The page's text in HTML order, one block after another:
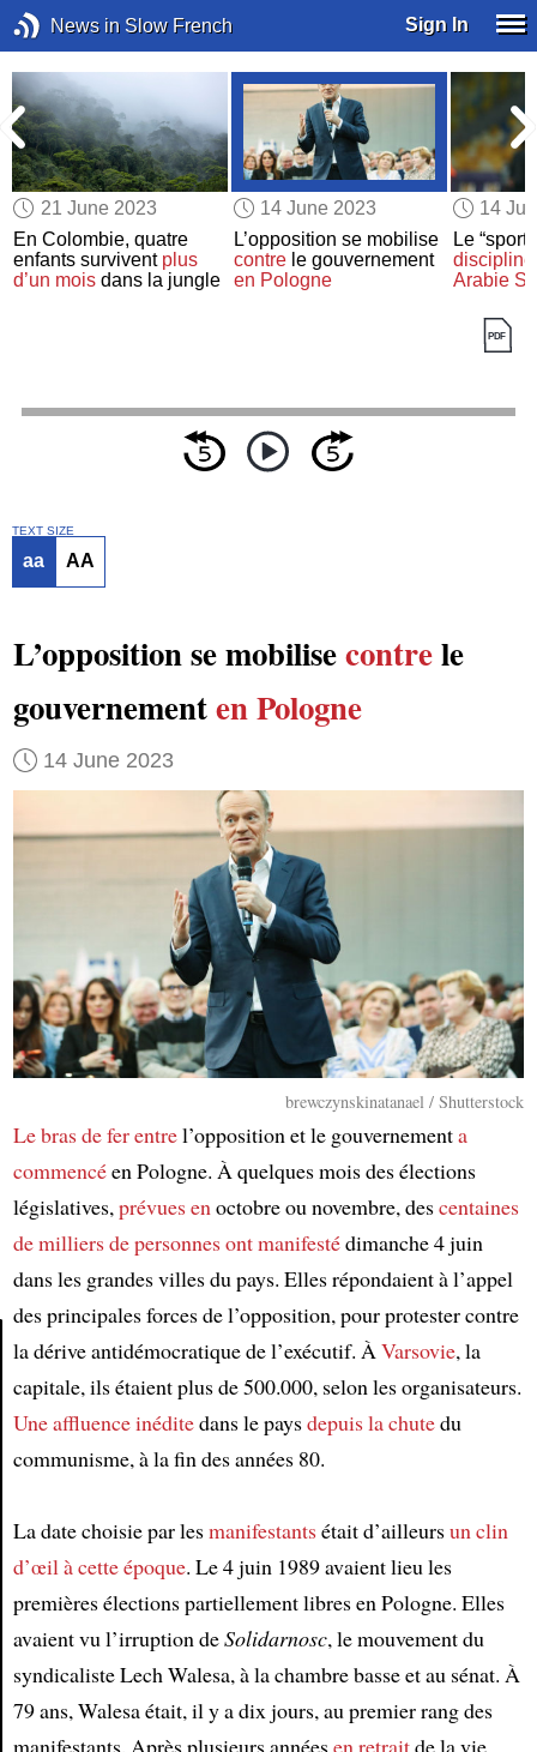
News in Slow French Sign In
21 June 2023
En Colombie, quatre
enfants survivent plus
d’un mois dans la jungle
14 June 2023
L’opposition se mobilise
contrele gouvernement
en Pologne
14
Le
Arabie
Article
TEXT SIZE
aa AA
L’opposition se mobilisecontrele
gouvernementen Pologne
14 June 2023
brewczynskinatanael / Shutterstock
Le bras de fer entrel’opposition et le gouvernementa
commencéen Pologne. À quelques mois des élections
législatives,prévues enoctobre ou novembre, descentaines
de milliers de personnesont manifestédimanche 4 juin
dans les grandes villes du pays. Elles répondaient à l’appel
des principales forces de l’opposition, pour protester contre
la dérive antidémocratique de l’exécutif. ÀVarsovie, la
capitale, ils étaient plus de 500.000, selon les organisateurs.
Une affluence inéditedans le paysdepuis la chutedu
communisme, à la fin des années 80.
La date choisie par lesmanifestantsétait d’ailleursun clin
d’œil à cette époque. Le 4 juin 1989 avaient lieu les
premières élections partiellement libres en Pologne. Elles
avaient vu l’irruption deSolidarnosc, le mouvement du
syndicaliste Lech Walesa, à la chambre basse et au sénat. À
79 ans, Walesa était, il y a dix jours, au premier rang des
manifestants. Après plusieurs annéesen retraitde la vie